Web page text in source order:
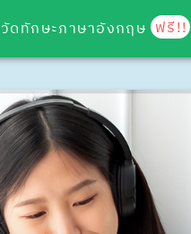
วัดทักษะภาษาอังกฤษ ฟรี!!